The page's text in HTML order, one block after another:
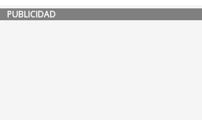
PUBLICIDAD